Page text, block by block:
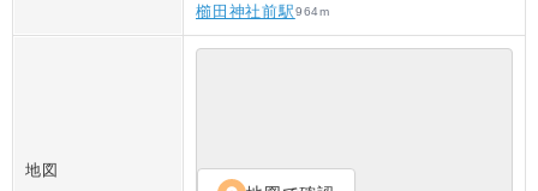
櫛田神社前駅964m
地図